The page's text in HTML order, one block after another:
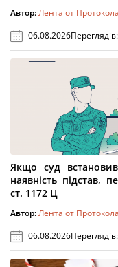
Автор:Лента от Протокола
06.08.2026Переглядів:
Якщо суд
наявність підстав,
ст. 1172 Ц
Автор:Лента от Протокола
06.08.2026Переглядів: